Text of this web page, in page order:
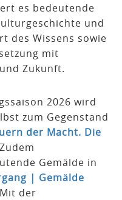
es bedeutende
und
des Wissens sowie
mit
Zukunft.
2026 wird
zum Gegenstand
der Macht. Die
Gemälde in
| Gemälde
der